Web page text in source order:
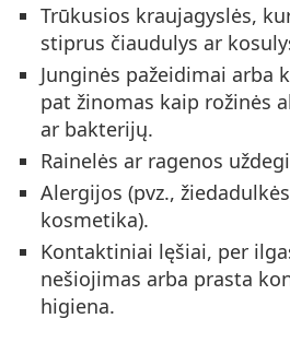
Trūkusios kraujagyslės,
stiprus čiaudulys ar
Junginės pažeidimai arba
pat žinomas kaip rožinės
ar bakterijų.
Rainelės ar ragenos
Alergijos (pvz.,
kosmetika).
Kontaktiniai lęšiai, per
nešiojimas arba prasta
higiena.